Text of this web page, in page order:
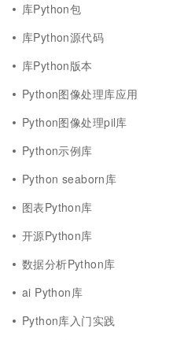
库Python包
库Python源代码
库Python版本
Python图像处理库应用
Python图像处理pil库
Python示例库
Python seaborn库
图表Python库
开源Python库
数据分析Python库
ai Python库
Python库入门实践